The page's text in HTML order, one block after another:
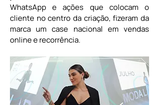
WhatsApp e ações que colocam o
cliente no centro da criação, fizeram da
marca um case nacional em vendas
online e recorrência.